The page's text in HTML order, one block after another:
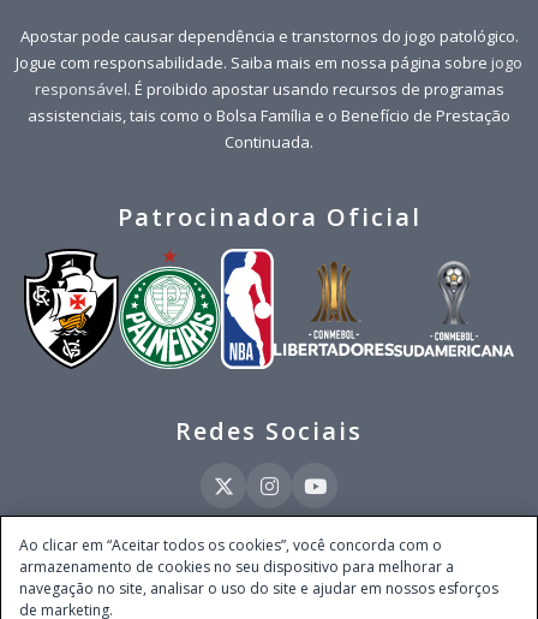
Apostar pode causar dependência e transtornos do jogo patológico.
Jogue com responsabilidade. Saiba mais em nossa página sobre jogo
responsável. É proibido apostar usando recursos de programas
assistenciais, tais como o Bolsa Família e o Benefício de Prestação
Continuada.
Patrocinadora Oficial
Redes Sociais
Este site é operado pela Ventmear Brasil LTDA (CNPJ 52.868.380/0001-84), com
endereço na Avenida Brigadeiro Faria Lima, nº 4.055, 3º andar, Itaim Bibi, no
Município de São Paulo, Estado de São Paulo, CEP 04538-133, Brasil - empresa
Ao clicar em “Aceitar todos os cookies”, você concorda com o
armazenamento de cookies no seu dispositivo para melhorar a
navegação no site, analisar o uso do site e ajudar em nossos esforços
de marketing.